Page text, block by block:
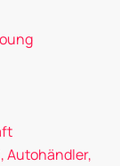
Autohändler,